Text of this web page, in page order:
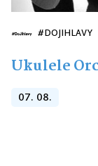
#DOJIHLAVY
Ukulele
07. 08.